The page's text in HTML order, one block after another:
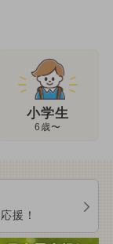
小学生
6歳〜
援！